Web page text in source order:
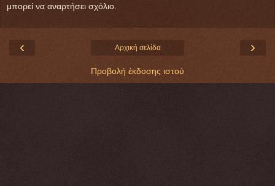
μπορεί να αναρτήσει σχόλιο.
‹ ›
Αρχική σελίδα
Προβολή έκδοσης ιστού